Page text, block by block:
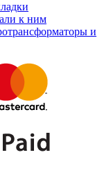
к ним
и